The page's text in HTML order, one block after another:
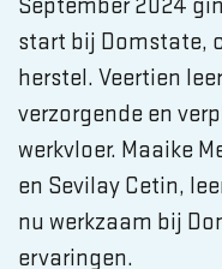
September 2024
start bij Domstate,
herstel. Veertien
verzorgende en
werkvloer. Maaike
en Sevilay Cetin,
nu werkzaam bij
ervaringen.